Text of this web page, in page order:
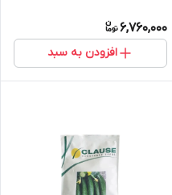
6,760,000
افزودن به سبد